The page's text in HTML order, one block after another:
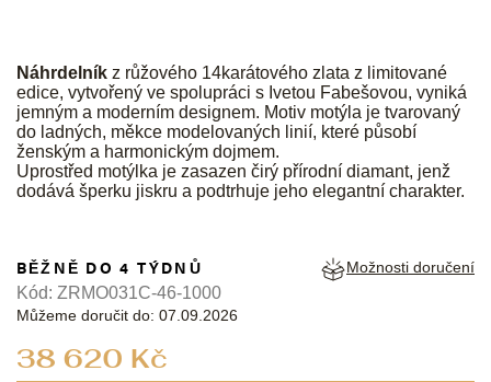
Náhrdelník z růžového 14karátového zlata z limitované
edice, vytvořený ve spolupráci s Ivetou Fabešovou, vyniká
jemným a moderním designem. Motiv motýla je tvarovaný
do ladných, měkce modelovaných linií, které působí
ženským a harmonickým dojmem.
Uprostřed motýlka je zasazen čirý přírodní diamant, jenž
dodává šperku jiskru a podtrhuje jeho elegantní charakter.
38 620 Kč
BĚŽNĚ DO 4 TÝDNŮ
Můžeme doručit do: 07.09.2026
Možnosti doručení
Kód: ZRMO031C-46-1000